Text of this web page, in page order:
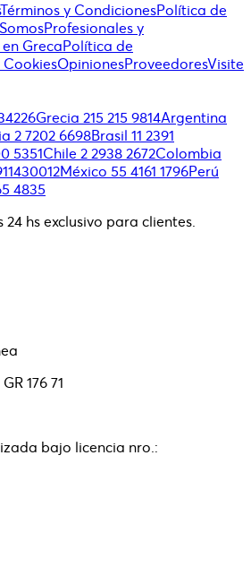
Términos y CondicionesPolítica de
Profesionales y
GrecaPolítica de
OpinionesProveedoresVisite
Grecia 215 215 9814Argentina
2 7202 6698Brasil 11 2391
5351Chile 2 2938 2672Colombia
México 55 4161 1796Perú
4835
hs exclusivo para clientes.
176 71
bajo licencia nro.: